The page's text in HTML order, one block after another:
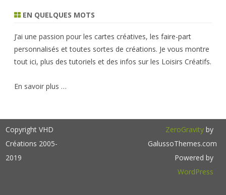
EN QUELQUES MOTS
J’ai une passion pour les cartes créatives, les faire-part
personnalisés et toutes sortes de créations. Je vous montre
tout ici, plus des tutoriels et des infos sur les Loisirs Créatifs.
En savoir plus …
Copyright VHD
Créations 2005-
2019
ZeroGravityby
GalussoThemes.com
Powered by
WordPress